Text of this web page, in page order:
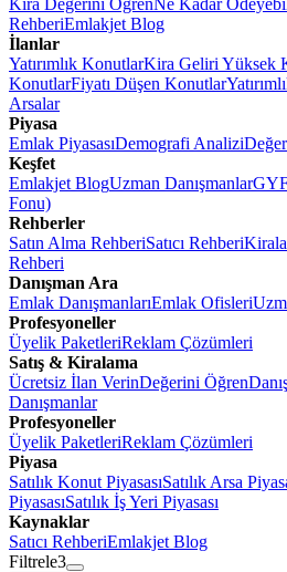
Kira Değerini ÖğrenNe Kadar
RehberiEmlakjet Blog
İlanlar
Yatırımlık KonutlarKira Geliri Yüksek
KonutlarFiyatı Düşen Konutlar
Arsalar
Piyasa
Emlak PiyasasıDemografi Analizi
Keşfet
Emlakjet BlogUzman Danışmanlar
Fonu)
Rehberler
Satın Alma RehberiSatıcı Rehberi
Rehberi
Danışman Ara
Emlak DanışmanlarıEmlak Ofisleri
Profesyoneller
Üyelik PaketleriReklam Çözümleri
Satış & Kiralama
Ücretsiz İlan VerinDeğerini Öğren
Danışmanlar
Profesyoneller
Üyelik PaketleriReklam Çözümleri
Piyasa
Satılık Konut PiyasasıSatılık Arsa
PiyasasıSatılık İş Yeri Piyasası
Kaynaklar
Satıcı RehberiEmlakjet Blog
Filtrele3